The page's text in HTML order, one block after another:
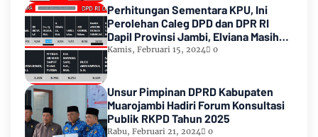
Perhitungan Sementara KPU, Ini
Perolehan Caleg DPD dan DPR RI
Dapil Provinsi Jambi, Elviana Masih
Urutan Kedua Teratas
Kamis, Februari 15, 2024 0
Unsur Pimpinan DPRD Kabupaten
Muarojambi Hadiri Forum Konsultasi
Publik RKPD Tahun 2025
Rabu, Februari 21, 2024 0